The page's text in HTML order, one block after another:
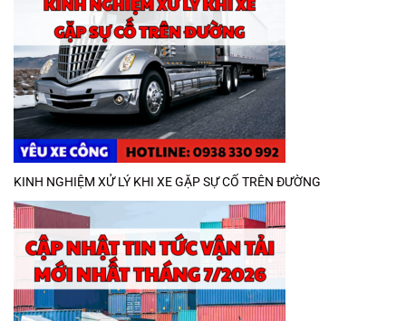
KINH NGHIỆM XỬ LÝ KHI XE GẶP SỰ CỐ TRÊN ĐƯỜNG